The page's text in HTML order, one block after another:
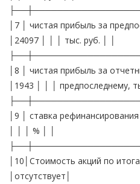
│7 │ чистая прибыль за
│24097 │ │ │ тыс. руб. │ │
│8 │ чистая прибыль за
│1943 │ │ │ предпоследнему,
│9 │ ставка
│ │ │ % │ │
│10│Стоимость акций по
│отсутствует│